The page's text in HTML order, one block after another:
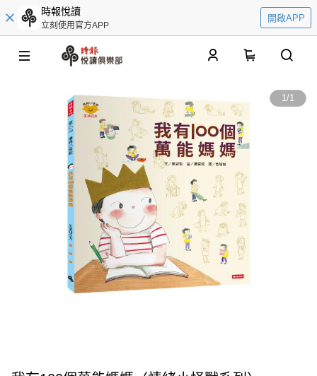
時報悅讀
立刻使用官方APP
開啟APP
1/1